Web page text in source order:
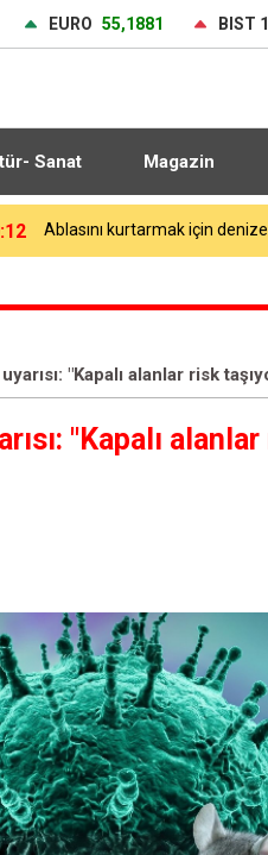
EURO 55,1881 BIST
Sanat Magazin
MHK temsilcileri, Kuzey
"Kapalı alanlar risk
"Kapalı